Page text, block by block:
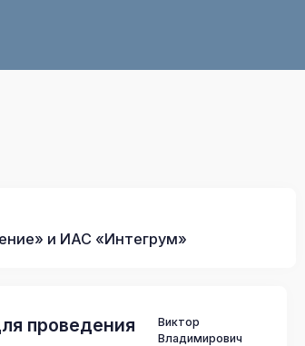
и ИАС «Интегрум»
проведения
Виктор
Владимирович